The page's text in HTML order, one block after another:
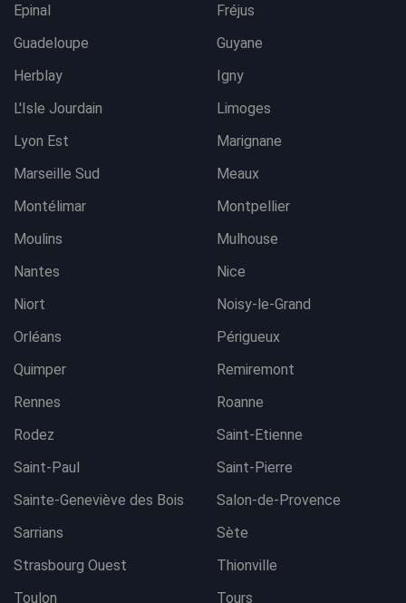
Epinal
Fréjus
Guadeloupe
Guyane
Herblay
Igny
L'Isle Jourdain
Limoges
Lyon Est
Marignane
Marseille Sud
Meaux
Montélimar
Montpellier
Moulins
Mulhouse
Nantes
Nice
Niort
Noisy-le-Grand
Orléans
Périgueux
Quimper
Remiremont
Rennes
Roanne
Rodez
Saint-Etienne
Saint-Paul
Saint-Pierre
Sainte-Geneviève des Bois
Salon-de-Provence
Sarrians
Sète
Strasbourg Ouest
Thionville
Toulon
Tours